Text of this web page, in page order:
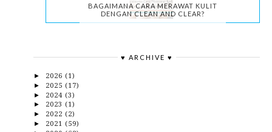
BAGAIMANA CARA MERAWAT KULIT
DENGAN CLEAN AND CLEAR?
♥ ARCHIVE ♥
► 2026 (1)
► 2025 (17)
► 2024 (3)
► 2023 (1)
► 2022 (2)
► 2021 (59)